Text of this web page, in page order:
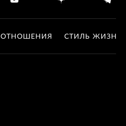
ОТНОШЕНИЯ СТИЛЬ ЖИЗНИ